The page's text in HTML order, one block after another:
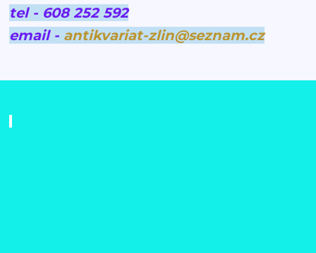
tel - 608 252 592
email - antikvariat-zlin@seznam.cz